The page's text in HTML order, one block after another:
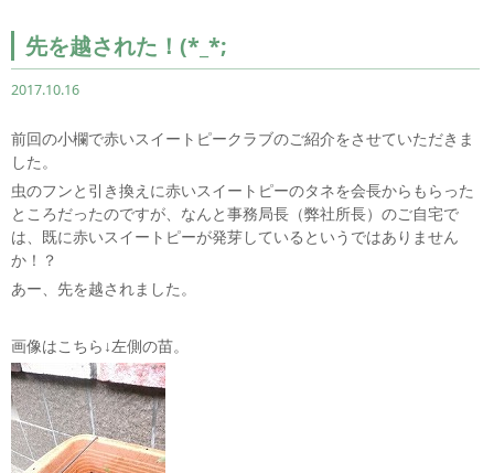
先を越された！(*_*;
2017.10.16
前回の小欄で赤いスイートピークラブのご紹介をさせていただきま
した。
虫のフンと引き換えに赤いスイートピーのタネを会長からもらった
ところだったのですが、なんと事務局長（弊社所長）のご自宅で
は、既に赤いスイートピーが発芽しているというではありません
か！？
あー、先を越されました。
画像はこちら↓左側の苗。